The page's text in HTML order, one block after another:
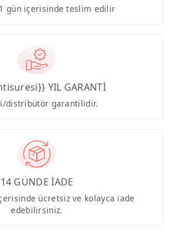
gün içerisinde teslim edilir
YIL GARANTİ
distribütör garantilidir.
14 GÜNDE İADE
ücretsiz ve kolayca iade
edebilirsiniz.